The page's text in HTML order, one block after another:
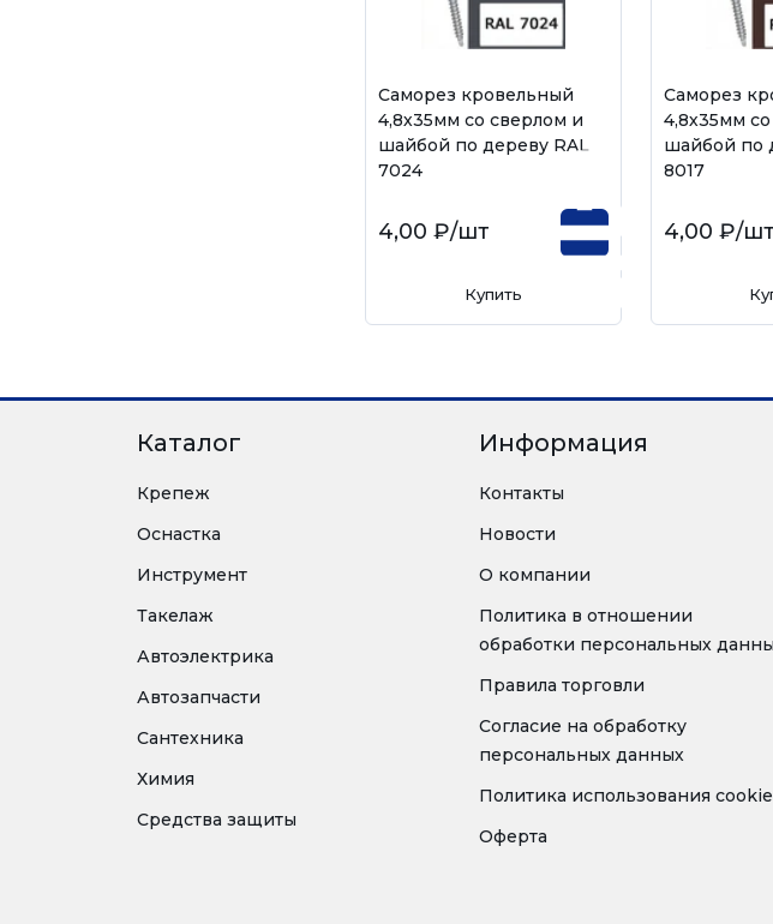
Саморез кровельный
4,8х35мм со сверлом и
шайбой по дереву RAL
7024
4,00 ₽/шт
Купить
Саморез
4,8х35мм
шайбой по
8017
4,00 ₽/шт
Каталог
Крепеж
Оснастка
Инструмент
Такелаж
Автоэлектрика
Автозапчасти
Сантехника
Химия
Средства защиты
Информация
Контакты
Новости
О компании
Политика в отношении
обработки персональных
Правила торговли
Согласие на обработку
персональных данных
Политика использования
Оферта